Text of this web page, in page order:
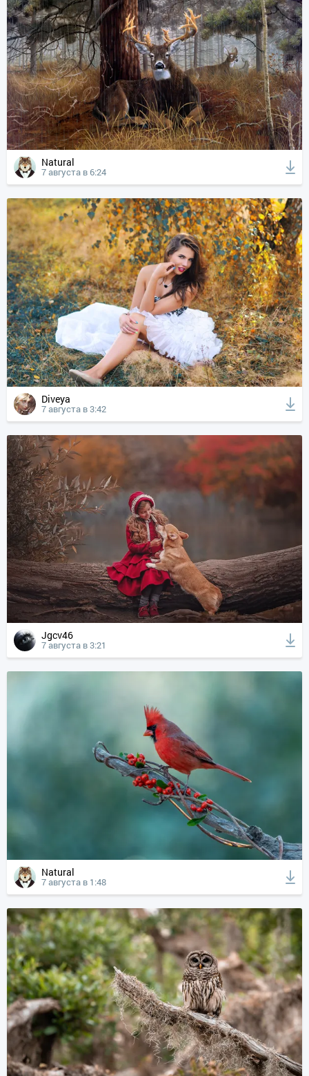
Natural
7 августа в 6:24
Diveya
7 августа в 3:42
Jgcv46
7 августа в 3:21
Natural
7 августа в 1:48